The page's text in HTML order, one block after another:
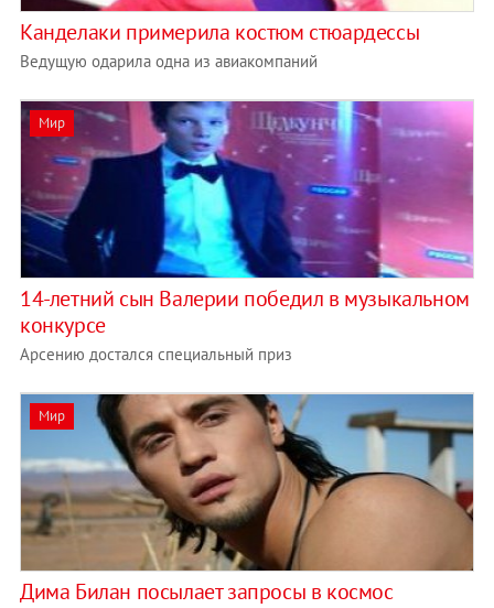
Канделаки примерила костюм стюардессы
Ведущую одарила одна из авиакомпаний
Мир
14-летний сын Валерии победил в музыкальном
конкурсе
Арсению достался специальный приз
Мир
Дима Билан посылает запросы в космос